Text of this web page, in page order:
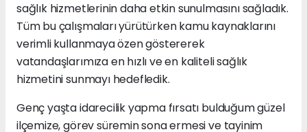
sağlık hizmetlerinin daha etkin sunulmasını sağladık.
Tüm bu çalışmaları yürütürken kamu kaynaklarını
verimli kullanmaya özen göstererek
vatandaşlarımıza en hızlı ve en kaliteli sağlık
hizmetini sunmayı hedefledik.
Genç yaşta idarecilik yapma fırsatı bulduğum güzel
ilçemize, görev süremin sona ermesi ve tayinim